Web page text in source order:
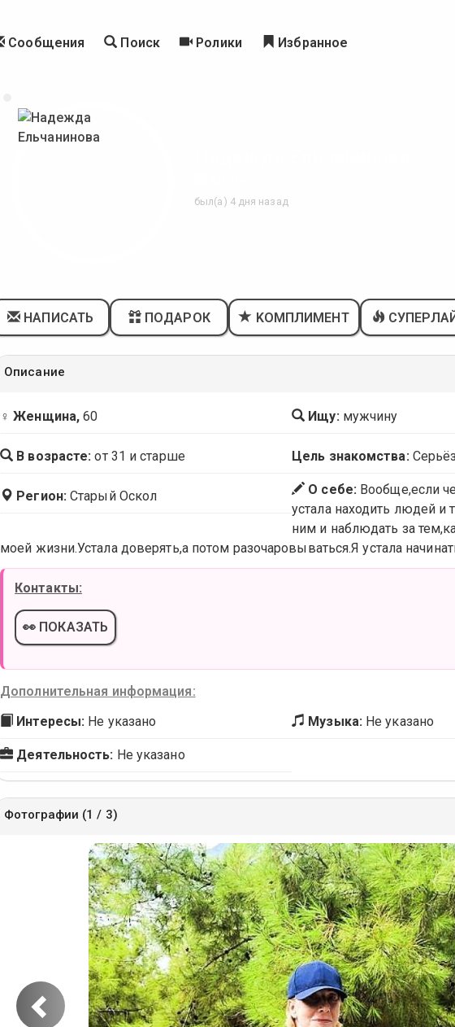
Сообщения Поиск Ролики Избранное
был(а) 4 дня назад
НАПИСАТЬ ПОДАРОК KОМПЛИМЕНТ
Описание
♀ Женщина, 60 Ищу: мужчину
В возрасте: от 31 и старше Цель знакомства:
Регион: Старый Оскол О себе:Вообще,если
устала находить людей и
ним и наблюдать за
моей жизни.Устала доверять,а потом разочаровываться.Я устала
Контакты:
👀 ПОКАЗАТЬ
Дополнительная информация:
Интересы: Не указано Музыка: Не указано
Деятельность: Не указано
Фотографии (1 / 3)
Предыдущее